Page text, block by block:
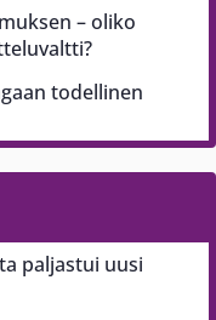
– oliko
todellinen
paljastui uusi